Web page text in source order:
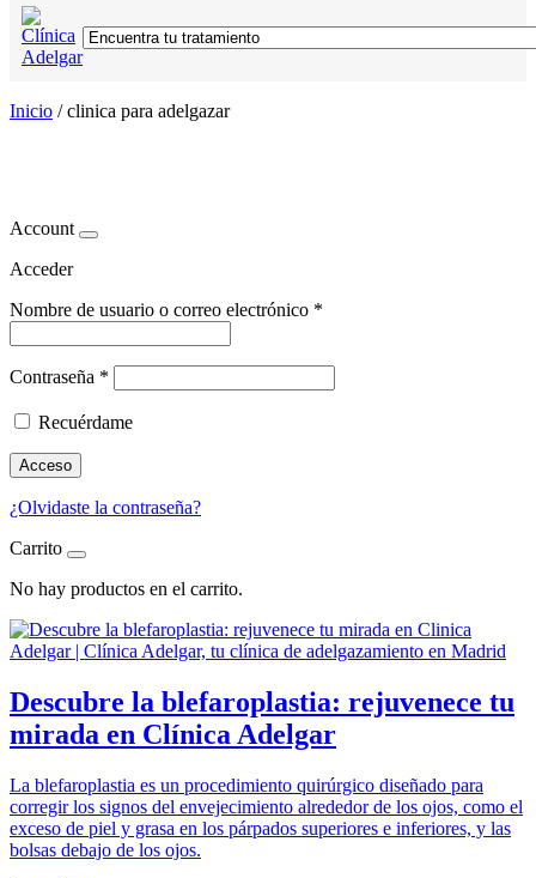
Inicio /clinica para adelgazar
Account
Acceder
Nombre de usuario o correo electrónico *
Contraseña *
Recuérdame
Acceso
¿Olvidaste la contraseña?
Carrito
No hay productos en el carrito.
Descubre la blefaroplastia: rejuvenece tu
mirada en Clínica Adelgar
La blefaroplastia es un procedimiento quirúrgico diseñado para
corregir los signos del envejecimiento alrededor de los ojos, como el
exceso de piel y grasa en los párpados superiores e inferiores, y las
bolsas debajo de los ojos.